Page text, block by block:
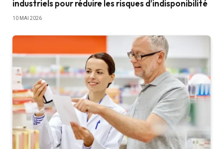
industriels pour réduire les risques d’indisponibilité
10 MAI 2026